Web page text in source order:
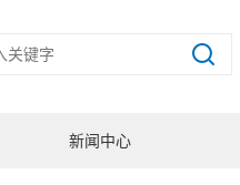
新闻中心